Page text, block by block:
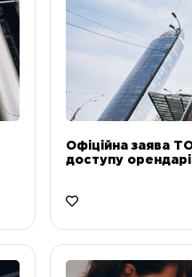
Офіційна заява
доступу